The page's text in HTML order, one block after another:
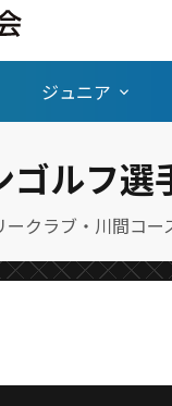
ジュニア
ルフ選
クラブ・川間コー
ン/FR
け出し